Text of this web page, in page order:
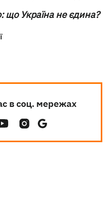
що Україна не єдина?
в соц. мережах